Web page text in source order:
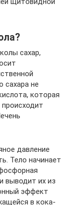
сахар,
сахара не
которая
давление
Тело начинает
выводит их из
эффект
в кока-